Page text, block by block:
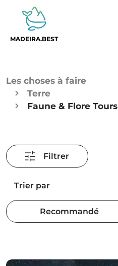
MADEIRA.BEST
Les choses à faire
Terre
Faune & Flore Tours
Filtrer
Trier par
Recommandé